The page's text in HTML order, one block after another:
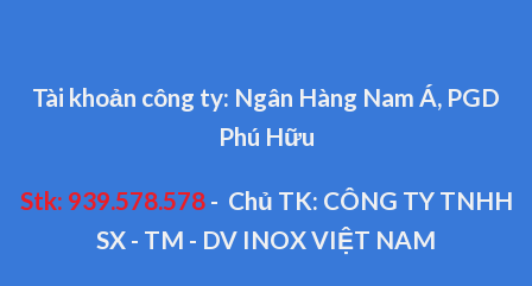
Tài khoản công ty: Ngân Hàng Nam Á, PGD
Phú Hữu
Stk: 939.578.578- Chủ TK: CÔNG TY TNHH
SX - TM - DV INOX VIỆT NAM